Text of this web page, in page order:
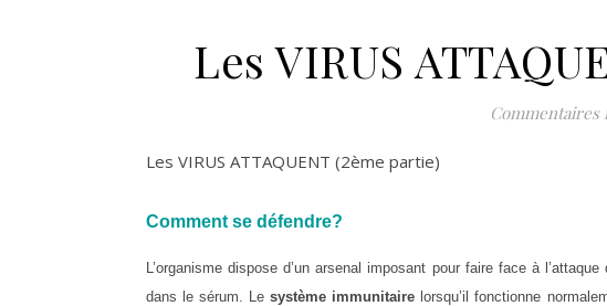
Les VIRUS
Commentaires
Les VIRUS ATTAQUENT (2ème partie)
Comment se défendre?
L’organisme dispose d’un arsenal imposant pour faire face à l’attaque
dans le sérum. Lesystème immunitaire lorsqu’il fonctionne